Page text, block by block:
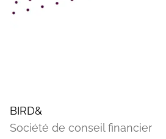
BIRD&
Société de conseil financier